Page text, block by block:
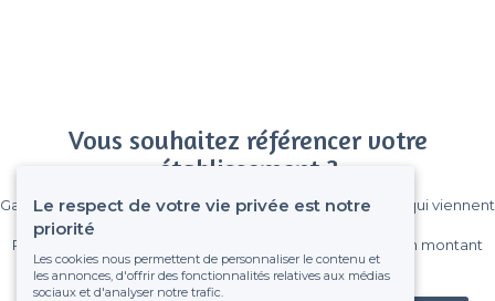
Vous souhaitez référencer votre
établissement ?
Gagnez de nombreux clients parmi le million de visiteurs qui viennent
Pas de commissions et sans engagement, vous payez un montant
fixe sans risque de voir déraper la facture.
Le respect de votre vie privée est notre
priorité
Les cookies nous permettent de personnaliser le contenu et
les annonces, d'offrir des fonctionnalités relatives aux médias
sociaux et d'analyser notre trafic.